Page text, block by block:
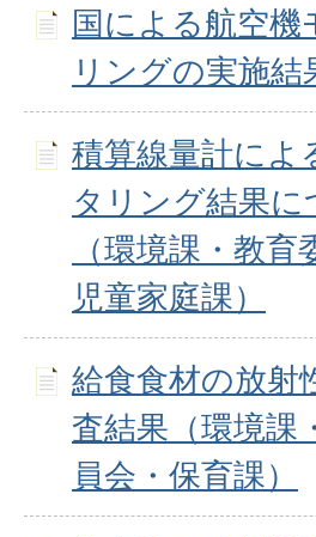
国による航空機
リングの実施結
積算線量計によ
タリング結果に
（環境課・教育
児童家庭課）
給食食材の放射
査結果（環境課
員会・保育課）